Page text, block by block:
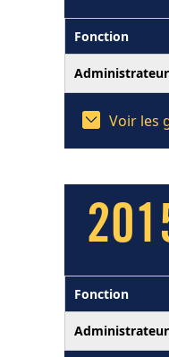
Fonction
Administrateur
Voir les
Fonction
Administrateur